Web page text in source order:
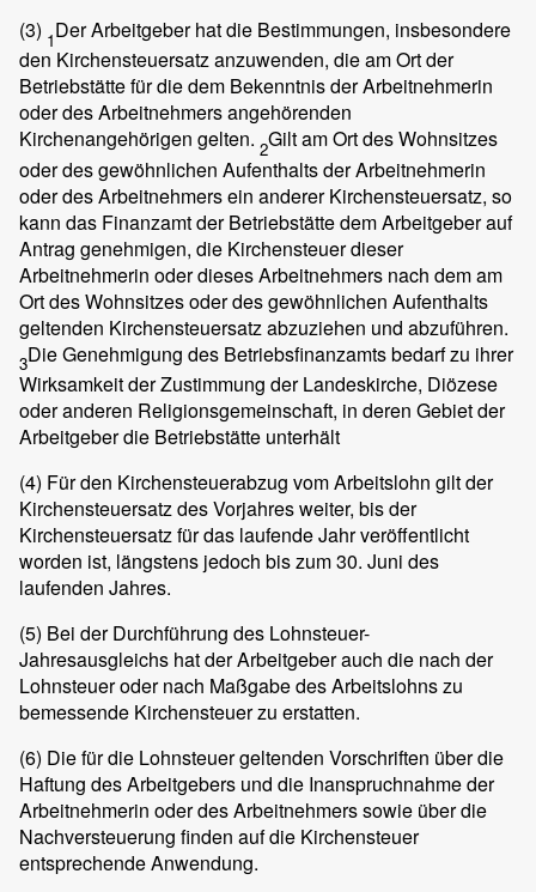
(3) 1Der Arbeitgeber hat die Bestimmungen, insbesondere
den Kirchensteuersatz anzuwenden, die am Ort der
Betriebstätte für die dem Bekenntnis der Arbeitnehmerin
oder des Arbeitnehmers angehörenden
Kirchenangehörigen gelten. 2Gilt am Ort des Wohnsitzes
oder des gewöhnlichen Aufenthalts der Arbeitnehmerin
oder des Arbeitnehmers ein anderer Kirchensteuersatz, so
kann das Finanzamt der Betriebstätte dem Arbeitgeber auf
Antrag genehmigen, die Kirchensteuer dieser
Arbeitnehmerin oder dieses Arbeitnehmers nach dem am
Ort des Wohnsitzes oder des gewöhnlichen Aufenthalts
geltenden Kirchensteuersatz abzuziehen und abzuführen.
3Die Genehmigung des Betriebsfinanzamts bedarf zu ihrer
Wirksamkeit der Zustimmung der Landeskirche, Diözese
oder anderen Religionsgemeinschaft, in deren Gebiet der
Arbeitgeber die Betriebstätte unterhält
(4) Für den Kirchensteuerabzug vom Arbeitslohn gilt der
Kirchensteuersatz des Vorjahres weiter, bis der
Kirchensteuersatz für das laufende Jahr veröffentlicht
worden ist, längstens jedoch bis zum 30. Juni des
laufenden Jahres.
(5) Bei der Durchführung des Lohnsteuer-
Jahresausgleichs hat der Arbeitgeber auch die nach der
Lohnsteuer oder nach Maßgabe des Arbeitslohns zu
bemessende Kirchensteuer zu erstatten.
(6) Die für die Lohnsteuer geltenden Vorschriften über die
Haftung des Arbeitgebers und die Inanspruchnahme der
Arbeitnehmerin oder des Arbeitnehmers sowie über die
Nachversteuerung finden auf die Kirchensteuer
entsprechende Anwendung.